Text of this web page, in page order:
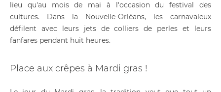
lieu qu'au mois de mai à l'occasion du festival des
cultures. Dans la Nouvelle-Orléans, les carnavaleux
défilent avec leurs jets de colliers de perles et leurs
fanfares pendant huit heures.
Place aux crêpes à Mardi gras !